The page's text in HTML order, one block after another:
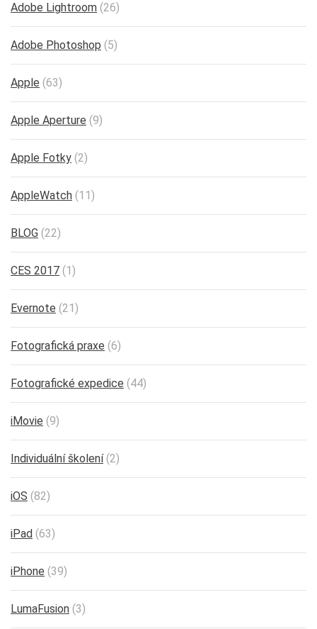
Adobe Lightroom (26)
Adobe Photoshop (5)
Apple (63)
Apple Aperture (9)
Apple Fotky (2)
AppleWatch (11)
BLOG (22)
CES 2017 (1)
Evernote (21)
Fotografická praxe (6)
Fotografické expedice (44)
iMovie (9)
Individuální školení(2)
iOS (82)
iPad (63)
iPhone (39)
LumaFusion (3)